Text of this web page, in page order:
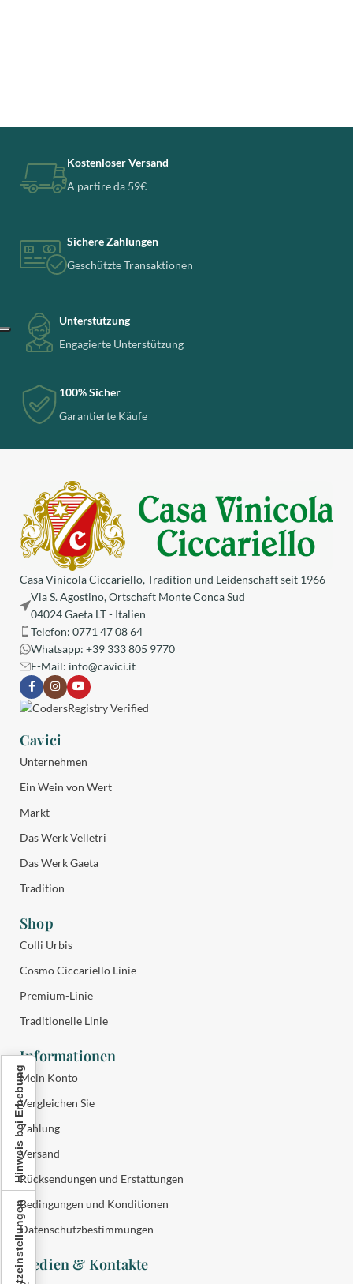
Kostenloser Versand
A partire da 59€
Sichere Zahlungen
Geschützte Transaktionen
Unterstützung
Engagierte Unterstützung
100% Sicher
Garantierte Käufe
Casa Vinicola Ciccariello, Tradition und Leidenschaft seit 1966
Via S. Agostino, Ortschaft Monte Conca Sud
04024 Gaeta LT - Italien
Telefon: 0771 47 08 64
Whatsapp: +39 333 805 9770
E-Mail: info@cavici.it
Cavici
Unternehmen
Ein Wein von Wert
Markt
Das Werk Velletri
Das Werk Gaeta
Tradition
Shop
Colli Urbis
Cosmo Ciccariello Linie
Premium-Linie
Traditionelle Linie
Informationen
Mein Konto
Vergleichen Sie
Zahlung
Versand
Rücksendungen und Erstattungen
Bedingungen und Konditionen
Datenschutzbestimmungen
Medien & Kontakte
Hinweis bei Erhebung